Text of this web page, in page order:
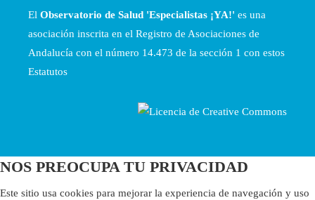
El Observatorio de Salud 'Especialistas ¡YA!' es una
asociación inscrita en el Registro de Asociaciones de
Andalucía con el número 14.473 de la sección 1 con estos
Estatutos
NOS PREOCUPA TU PRIVACIDAD
Este sitio usa cookies para mejorar la experiencia de navegación y uso